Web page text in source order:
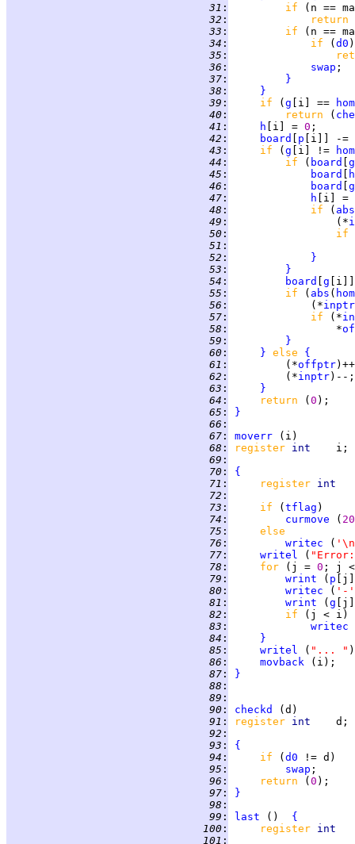
  31
: if
(n ==
  32
:
return
  33
: if
(n ==
  34
: if ( d0
  35
:
  36
: swap
  37
:
}
  38
:
}
  39
: if ( g [i] ==
  40
: return (
  41
: h [i] = 0
  42
: board p [i]] -=
  43
: if ( g [i] !=
  44
: if ( board
g
  45
: board
  46
: board
g
  47
: h [i] =
  48
: if ( abs
  49
:
                 (*
  50
:
if
  51
:
  52
:
}
  53
:
}
  54
: board g
  55
: if ( abs (
  56
:
             (*
inptr
  57
: if (*
  58
:
                 *
  59
:
}
  60
: } else {
  61
:
         (*
offptr
  62
:
         (*
inptr
  63
:
}
  64
: return ( 0
  65
:
}
  66
:
  67
: moverr
  68
: register int
  69
:
  70
:
{
  71
: register
  72
:
  73
: if ( tflag
  74
: curmove ( 20
  75
:
else
  76
: writec (
  77
: writel (
  78
: for (j = 0 ; j
  79
: wrint ( p
  80
: writec ( '-'
  81
: wrint ( g
  82
: if
  83
: writec
  84
:
}
  85
: writel ( "... "
  86
: movback
  87
:
}
  88
:
  89
:
  90
: checkd
  91
: register int
  92
:
  93
:
{
  94
: if ( d0
  95
: swap
  96
: return ( 0
  97
:
}
  98
:
  99
: last () {
100 : register
101 :